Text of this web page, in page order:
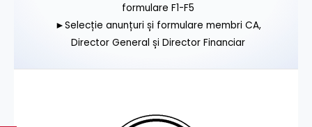
formulare F1-F5
►Selecție anunțuri și formulare membri CA,
Director General și Director Financiar